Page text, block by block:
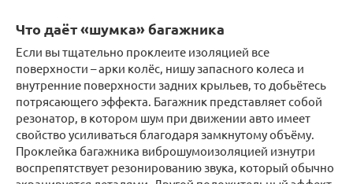
Что даёт «шумка» багажника
Если вы тщательно проклеите изоляцией все
поверхности – арки колёс, нишу запасного колеса и
внутренние поверхности задних крыльев, то добьётесь
потрясающего эффекта. Багажник представляет собой
резонатор, в котором шум при движении авто имеет
свойство усиливаться благодаря замкнутому объёму.
Проклейка багажника виброшумоизоляцией изнутри
воспрепятствует резонированию звука, который обычно